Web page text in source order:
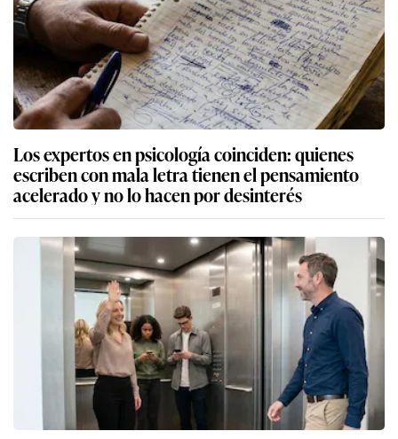
Los expertos en psicología coinciden: quienes
escriben con mala letra tienen el pensamiento
acelerado y no lo hacen por desinterés